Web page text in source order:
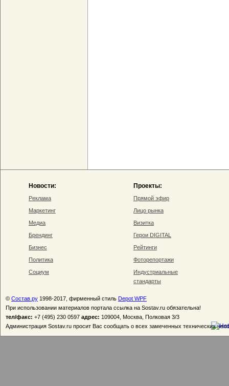
Новости:
Реклама
Маркетинг
Медиа
Брендинг
Бизнес
Политика
Социум
Проекты:
Прямой эфир
Лицо рынка
Визитка
Герои DIGITAL
Рейтинги
Фоторепортажи
Индустриальные
стандарты
© Состав.ру 1998-2017, фирменный стиль Depot WPF
При использовании материалов портала ссылка на Sostav.ru обязательна!
тел/факс: +7 (495) 230 0597 адрес: 109004, Москва, Полковая 3/3
Администрация Sostav.ru просит Вас сообщать о всех замеченных технических